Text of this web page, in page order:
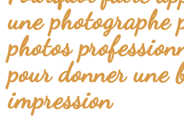
une photographe
photos
pour donner une
impression